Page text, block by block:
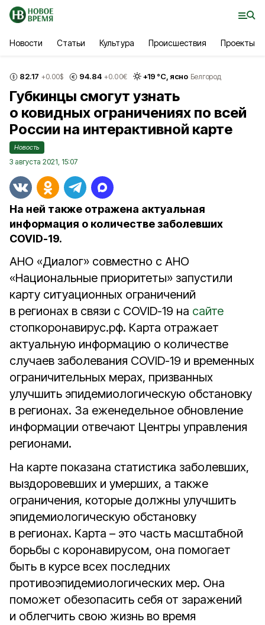
Новости Статьи Культура Происшествия Проекты
82.17 +0.00$ 94.84 +0.00€ +19 °С, ясно Белгород
Губкинцы смогут узнать
о ковидных ограничениях по всей
России на интерактивной карте
Новость
3 августа 2021, 15:07
На ней также отражена актуальная
информация о количестве заболевших
COVID-19.
АНО «Диалог» совместно с АНО
«Национальные приоритеты» запустили
карту ситуационных ограничений
в регионах в связи с COVID-19 на сайте
стопкоронавирус.рф. Карта отражает
актуальную информацию о количестве
случаев заболевания COVID-19 и временных
ограничительных мерах, призванных
улучшить эпидемиологическую обстановку
в регионах. За еженедельное обновление
информации отвечают Центры управления
регионами.
На карте показана статистика заболевших,
выздоровевших и умерших, а также
ограничения, которые должны улучшить
эпидемиологическую обстановку
в регионах. Карта – это часть масштабной
борьбы с коронавирусом, она помогает
быть в курсе всех последних
противоэпидемиологических мер. Она
поможет обезопасить себя от заражений
и облегчить свою жизнь во время